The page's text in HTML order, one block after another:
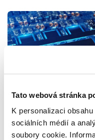
Tato webová stránka
K personalizaci
sociálních médií a
soubory cookie.